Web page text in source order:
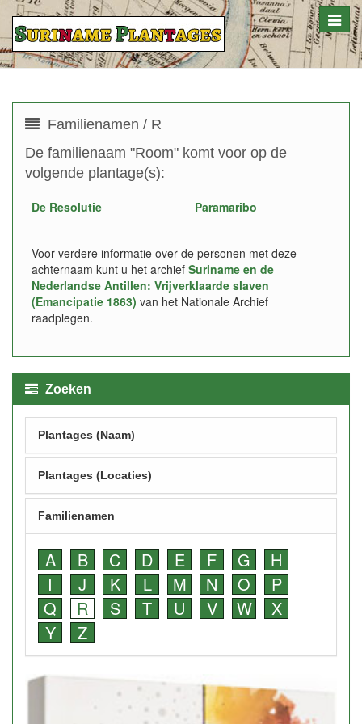
Toggle
Familienamen / R
De familienaam "Room" komt voor op de
volgende plantage(s):
De Resolutie Paramaribo
Voor verdere informatie over de personen met deze
achternaam kunt u het archief Suriname en de
Nederlandse Antillen: Vrijverklaarde slaven
(Emancipatie 1863) van het Nationale Archief
raadplegen.
Zoeken
Plantages (Naam)
Plantages (Locaties)
Familienamen
A B C D E F G
H
I
J K L M N O
P
Q
R S T U V W
X
Y
Z